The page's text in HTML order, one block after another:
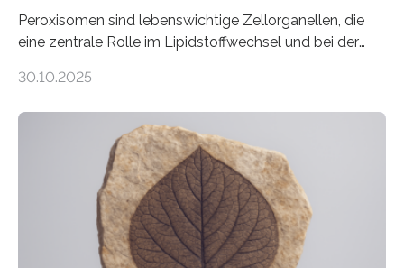
Peroxisomen sind lebenswichtige Zellorganellen, die
eine zentrale Rolle im Lipidstoffwechsel und bei der
erfüllen können, müssen zahlreiche Enzyme präzise in
der Ruhr-Universität Bochum um Prof. Dr. Ralf Erdmann
und Dr. Ismaila Francis Yusuf hat nun einen bislang
unbekannten Qualitätskontrollmechanismus des
peroxisomalen Proteintransports in der Bäckerhefe
Saccharomyces cerevisiae entdeckt, der für die
Funktionsfähigkeit der Organellen entscheidend ist. Die
Studie wurde am 28. Oktober 2025 in der
30.10.2025